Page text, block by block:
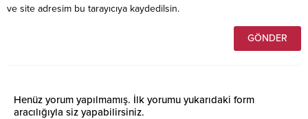
ve site adresim bu tarayıcıya kaydedilsin.
Henüz yorum yapılmamış. İlk yorumu yukarıdaki form
aracılığıyla siz yapabilirsiniz.